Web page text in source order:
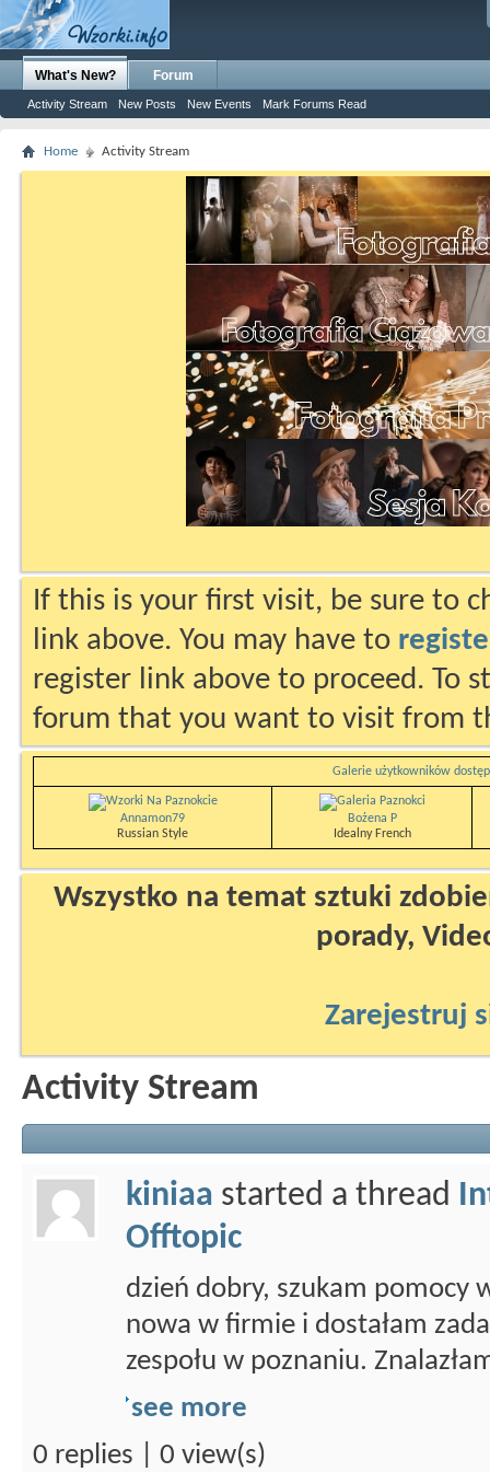
What's New?
Activity Stream New Posts New Events Mark Forums Read
Forum
Home Activity Stream
If this is your first visit, be sure to
link above. You may have to
register link above to proceed. To
forum that you want to visit from
Galerie użytkowników
Annamon79
Russian Style
Bożena P
Idealny French
Wszystko na temat sztuki
porady,
Zarejestruj
Activity Stream
kiniaa started a thread
Offtopic
dzień dobry, szukam pomocy
nowa w firmie i dostałam
zespołu w poznaniu.
see more
0 replies | 0 view(s)